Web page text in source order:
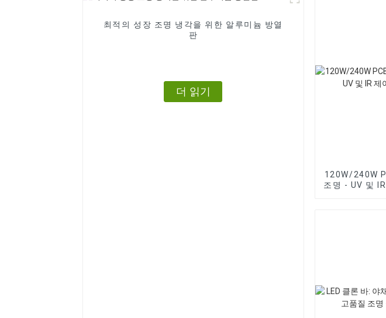
최적의 성장 조명 냉각을 위한 알루미늄 방열
판
더 읽기
120W/240W
조명 - UV 및